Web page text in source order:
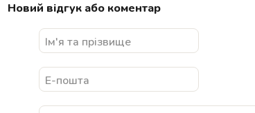
Новий відгук або коментар